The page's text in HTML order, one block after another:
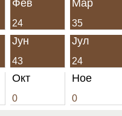
Фев
24
Мар
35
Јун
43
Јул
24
Окт
0
Ное
0